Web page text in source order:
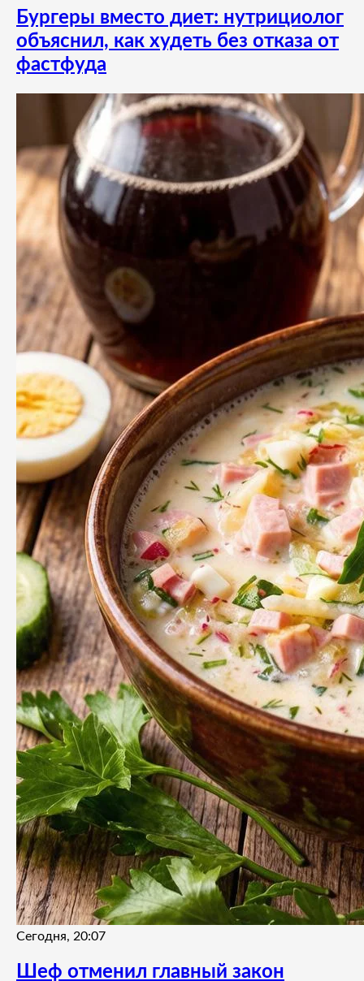
Бургеры вместо диет: нутрициолог
объяснил, как худеть без отказа от
фастфуда
Сегодня, 20:07
Шеф отменил главный закон